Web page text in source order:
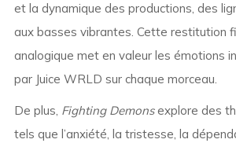
et la dynamique des productions, des
aux basses vibrantes. Cette restitution
analogique met en valeur les émotions
par Juice WRLD sur chaque morceau.
De plus, Fighting Demonsexplore des
tels que l’anxiété, la tristesse, la